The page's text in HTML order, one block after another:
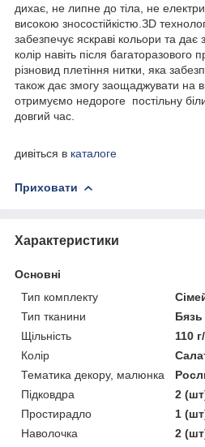
дихає, не липне до тіла, не
високою зносостійкістю.ЗD
забезпечує яскраві кольори та дає
колір навіть після
різновид плетіння нитки, яка
також дає змогу заощаджувати на
отримуємо недороге постільну
довгий час.
Інші наші
дивіться в каталоге
Приховати
Характеристики
Основні
Тип комплекту
Тип тканини
Бязь
Щільність
110
Колір
Тематика декору, малюнка
Підковдра
2
Простирадло
1
Наволочка
2